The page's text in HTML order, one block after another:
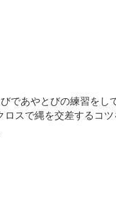
であやとびの練習をし
ロスで縄を交差するコ